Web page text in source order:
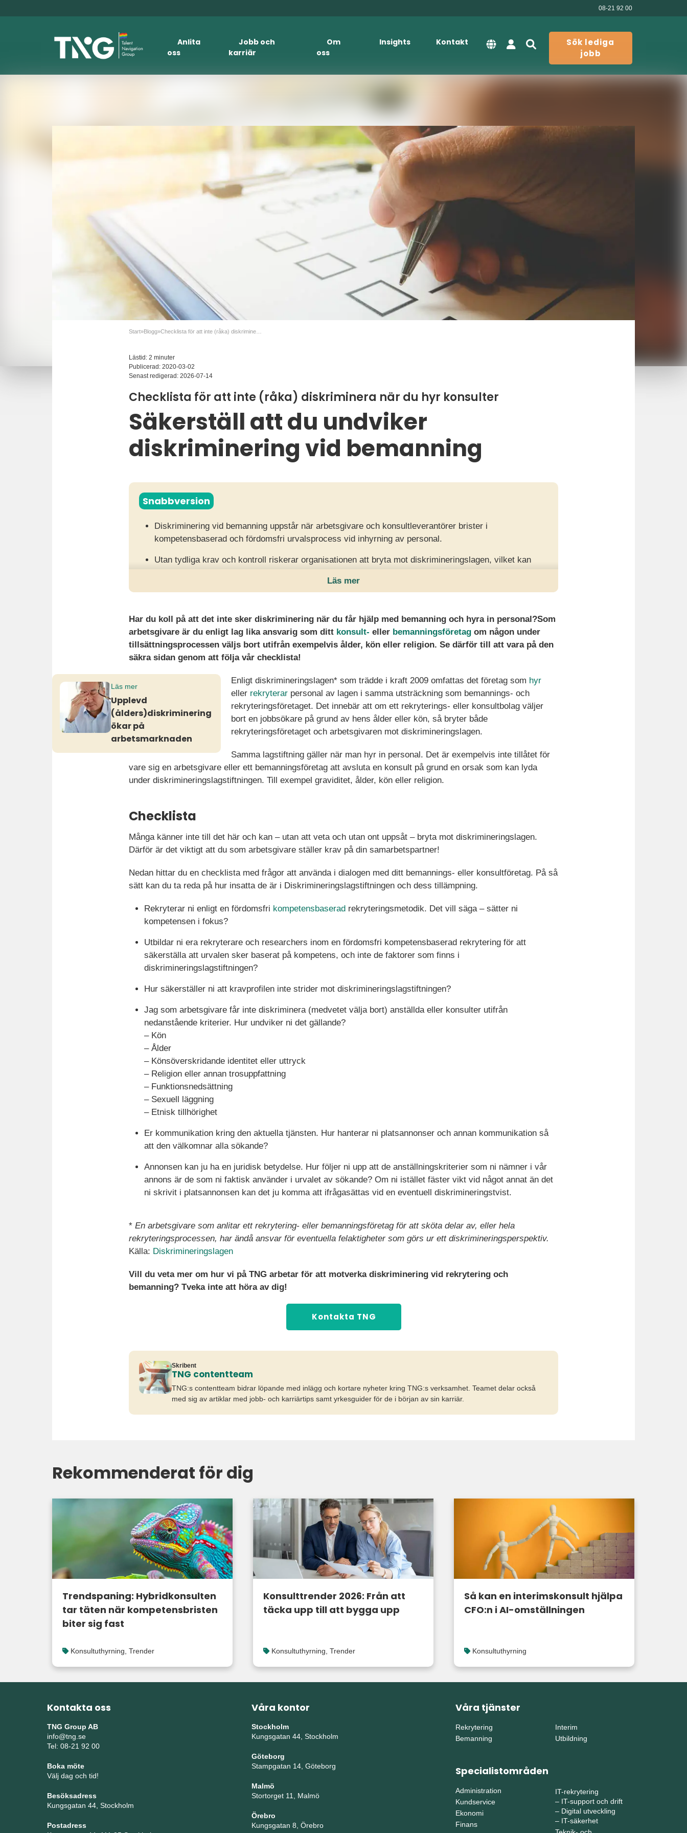
08-21 92 00
Anlita
oss
Jobb och
karriär
Om
oss
Insights Kontakt
Sök lediga
jobb
Start»Blogg»
Lästid: 2 minuter
Publicerad: 2020-03-02
Senast redigerad: 2026-07-14
Checklista för att inte (råka) diskriminera när du hyr konsulter
Säkerställ att du undviker
diskriminering vid bemanning
Snabbversion
Diskriminering vid bemanning uppstår när arbetsgivare och konsultleverantörer brister i
kompetensbaserad och fördomsfri urvalsprocess vid inhyrning av personal.
Utan tydliga krav och kontroll riskerar organisationen att bryta mot diskrimineringslagen, vilket kan
Genom att ställa rätt frågor, säkra kompetensbaserade metoder och samarbeta med insatta
Läs mer
Har du koll på att det inte sker diskriminering när du får hjälp med bemanning och hyra in personal?Som
arbetsgivare är du enligt lag lika ansvarig som ditt konsult- eller bemanningsföretag om någon under
tillsättningsprocessen väljs bort utifrån exempelvis ålder, kön eller religion. Se därför till att vara på den
säkra sidan genom att följa vår checklista!
Läs mer
Upplevd
(ålders)diskriminering
ökar på
arbetsmarknaden
Enligt diskrimineringslagen* som trädde i kraft 2009 omfattas det företag som hyr
eller rekryterar personal av lagen i samma utsträckning som bemannings- och
rekryteringsföretaget. Det innebär att om ett rekryterings- eller konsultbolag väljer
bort en jobbsökare på grund av hens ålder eller kön, så bryter både
rekryteringsföretaget och arbetsgivaren mot diskrimineringslagen.
Samma lagstiftning gäller när man hyr in personal. Det är exempelvis inte tillåtet för
vare sig en arbetsgivare eller ett bemanningsföretag att avsluta en konsult på grund en orsak som kan lyda
under diskrimineringslagstiftningen. Till exempel graviditet, ålder, kön eller religion.
Checklista
Många känner inte till det här och kan – utan att veta och utan ont uppsåt – bryta mot diskrimineringslagen.
Därför är det viktigt att du som arbetsgivare ställer krav på din samarbetspartner!
Nedan hittar du en checklista med frågor att använda i dialogen med ditt bemannings- eller konsultföretag. På så
sätt kan du ta reda på hur insatta de är i Diskrimineringslagstiftningen och dess tillämpning.
Rekryterar ni enligt en fördomsfri kompetensbaserad rekryteringsmetodik. Det vill säga – sätter ni
kompetensen i fokus?
Utbildar ni era rekryterare och researchers inom en fördomsfri kompetensbaserad rekrytering för att
säkerställa att urvalen sker baserat på kompetens, och inte de faktorer som finns i
diskrimineringslagstiftningen?
Hur säkerställer ni att kravprofilen inte strider mot diskrimineringslagstiftningen?
Jag som arbetsgivare får inte diskriminera (medvetet välja bort) anställda eller konsulter utifrån
nedanstående kriterier. Hur undviker ni det gällande?
– Kön
– Ålder
– Könsöverskridande identitet eller uttryck
– Religion eller annan trosuppfattning
– Funktionsnedsättning
– Sexuell läggning
– Etnisk tillhörighet
Er kommunikation kring den aktuella tjänsten. Hur hanterar ni platsannonser och annan kommunikation så
att den välkomnar alla sökande?
Annonsen kan ju ha en juridisk betydelse. Hur följer ni upp att de anställningskriterier som ni nämner i vår
annons är de som ni faktisk använder i urvalet av sökande? Om ni istället fäster vikt vid något annat än det
ni skrivit i platsannonsen kan det ju komma att ifrågasättas vid en eventuell diskrimineringstvist.
* En arbetsgivare som anlitar ett rekrytering- eller bemanningsföretag för att sköta delar av, eller hela
rekryteringsprocessen, har ändå ansvar för eventuella felaktigheter som görs ur ett diskrimineringsperspektiv.
Källa: Diskrimineringslagen
Vill du veta mer om hur vi på TNG arbetar för att motverka diskriminering vid rekrytering och
bemanning? Tveka inte att höra av dig!
Kontakta TNG
Skribent
TNG contentteam
TNG:s contentteam bidrar löpande med inlägg och kortare nyheter kring TNG:s verksamhet. Teamet delar också
med sig av artiklar med jobb- och karriärtips samt yrkesguider för de i början av sin karriär.
Rekommenderat för dig
Trendspaning: Hybridkonsulten
tar täten när kompetensbristen
biter sig fast
Konsultuthyrning Trender
Konsulttrender 2026: Från att
täcka upp till att bygga upp
Konsultuthyrning Trender
Så kan en interimskonsult hjälpa
CFO:n i AI-omställningen
Konsultuthyrning
Kontakta oss
TNG Group AB
info@tng.se
Tel: 08-21 92 00
Boka möte
Välj dag och tid!
Besöksadress
Kungsgatan 44, Stockholm
Postadress
Våra kontor
Stockholm
Kungsgatan 44, Stockholm
Göteborg
Stampgatan 14, Göteborg
Malmö
Stortorget 11, Malmö
Örebro
Kungsgatan 8, Örebro
Våra tjänster
Rekrytering
Bemanning
Interim
Utbildning
Specialistområden
Administration
Kundservice
Ekonomi
Finans
IT-rekrytering
– IT-support och drift
– Digital utveckling
– IT-säkerhet